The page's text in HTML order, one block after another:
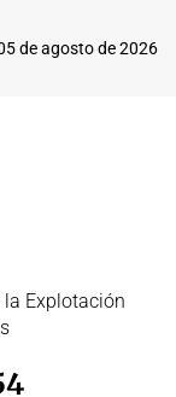
de agosto de 2026
Explotación